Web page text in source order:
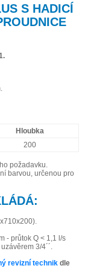
S HADICÍ
Hloubka
200
požadavku.
barvou, určenou pro
- průtok Q < 1,1 l/s
3/4´´.
revizní technik dle